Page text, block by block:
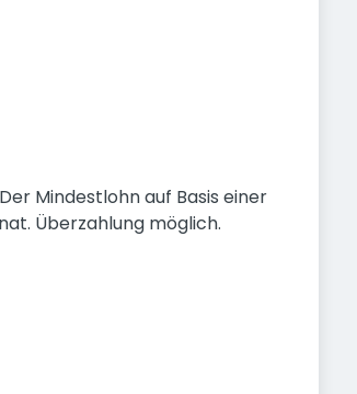
Mindestlohn auf Basis einer
Überzahlung möglich.